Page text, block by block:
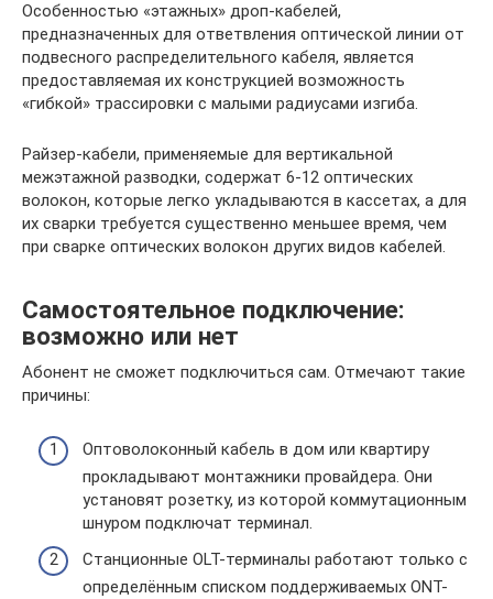
Особенностью «этажных» дроп-кабелей,
предназначенных для ответвления оптической линии от
подвесного распределительного кабеля, является
предоставляемая их конструкцией возможность
«гибкой» трассировки с малыми радиусами изгиба.
Райзер-кабели, применяемые для вертикальной
межэтажной разводки, содержат 6-12 оптических
волокон, которые легко укладываются в кассетах, а для
их сварки требуется существенно меньшее время, чем
при сварке оптических волокон других видов кабелей.
Самостоятельное подключение:
возможно или нет
Абонент не сможет подключиться сам. Отмечают такие
причины:
Оптоволоконный кабель в дом или квартиру
прокладывают монтажники провайдера. Они
установят розетку, из которой коммутационным
шнуром подключат терминал.
Станционные OLT-терминалы работают только с
определённым списком поддерживаемых ONT-